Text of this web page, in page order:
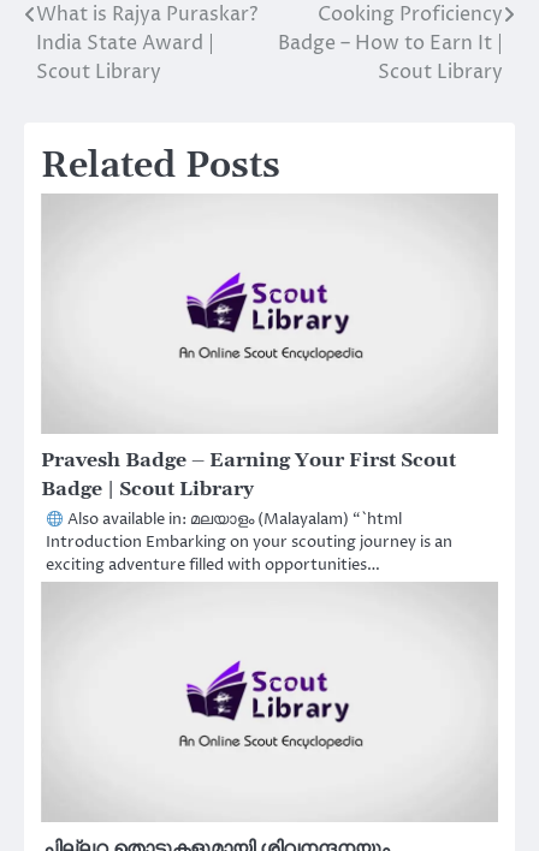
Post
navigation
What is Rajya Puraskar?
India State Award |
Scout Library
Cooking Proficiency
Badge – How to Earn It |
Scout Library
Related Posts
Pravesh Badge – Earning Your First Scout
Badge | Scout Library
Also available in: മലയാളം (Malayalam) “`html
Introduction Embarking on your scouting journey is an
exciting adventure filled with opportunities…